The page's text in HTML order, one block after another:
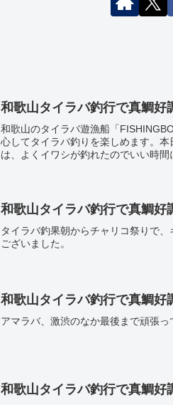
和歌山タイラバ釣行で真鯛
和歌山のタイラバ遊漁船「
心してタイラバ釣りを楽しめます。
は、よくイワシが釣れたのでいい時間
和歌山タイラバ釣行で真鯛
タイラバ釣果朝からチャリコ祭りで
ございました。
和歌山タイラバ釣行で真鯛
アマラバ、激渋のなか最後まで頑張
和歌山タイラバ釣行で真鯛